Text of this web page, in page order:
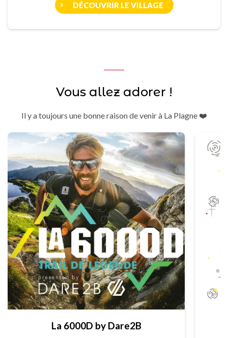
DÉCOUVRIR LE VILLAGE
Vous allez adorer !
Il y a toujours une bonne raison de venir à La Plagne ❤️
La 6000D by Dare2B